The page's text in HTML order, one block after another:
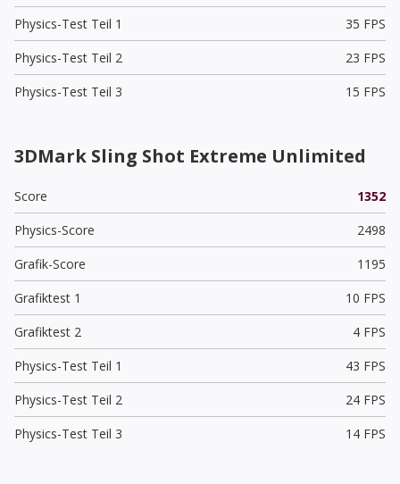
Physics-Test Teil 1
35 FPS
Physics-Test Teil 2
23 FPS
Physics-Test Teil 3
15 FPS
3DMark Sling Shot Extreme Unlimited
Score
1352
Physics-Score
2498
Grafik-Score
1195
Grafiktest 1
10 FPS
Grafiktest 2
4 FPS
Physics-Test Teil 1
43 FPS
Physics-Test Teil 2
24 FPS
Physics-Test Teil 3
14 FPS